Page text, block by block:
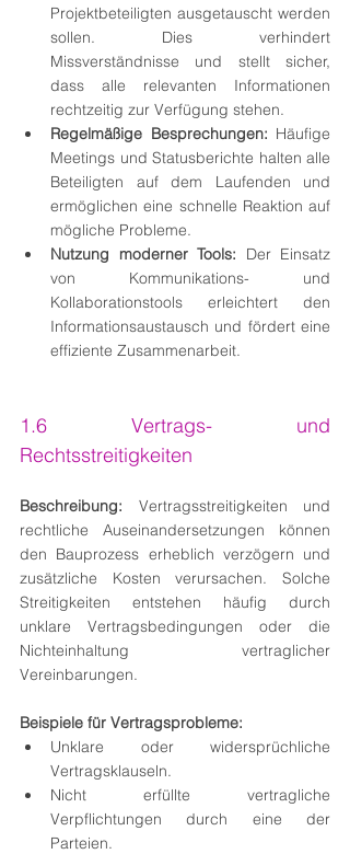
Projektbeteiligten ausgetauscht werden
sollen. Dies verhindert
Missverständnisse und stellt sicher,
dass alle relevanten Informationen
rechtzeitig zur Verfügung stehen.
Regelmäßige Besprechungen: Häufige
Meetings und Statusberichte halten alle
Beteiligten auf dem Laufenden und
ermöglichen eine schnelle Reaktion auf
mögliche Probleme.
Nutzung moderner Tools: Der Einsatz
von Kommunikations- und
Kollaborationstools erleichtert den
Informationsaustausch und fördert eine
effiziente Zusammenarbeit.
1.6 Vertrags- und
Rechtsstreitigkeiten
Beschreibung: Vertragsstreitigkeiten und
rechtliche Auseinandersetzungen können
den Bauprozess erheblich verzögern und
zusätzliche Kosten verursachen. Solche
Streitigkeiten entstehen häufig durch
unklare Vertragsbedingungen oder die
Nichteinhaltung vertraglicher
Vereinbarungen.
Beispiele für Vertragsprobleme:
Unklare oder widersprüchliche
Vertragsklauseln.
Nicht erfüllte vertragliche
Verpflichtungen durch eine der
Parteien.